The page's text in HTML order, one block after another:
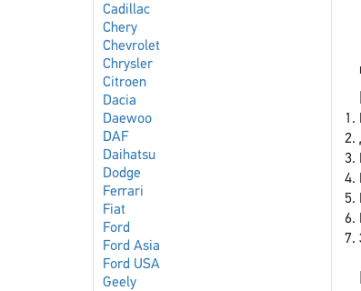
Cadillac
Chery
Chevrolet
Chrysler
Citroen
Dacia
Daewoo
DAF
Daihatsu
Dodge
Ferrari
Fiat
Ford
Ford Asia
Ford USA
Geely